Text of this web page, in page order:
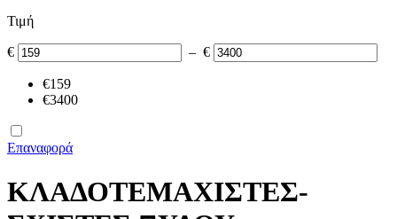
Τιμή
€ – €
‎€159
‎€3400
Επαναφορά
ΚΛΑΔΟΤΕΜΑΧΙΣΤΕΣ-